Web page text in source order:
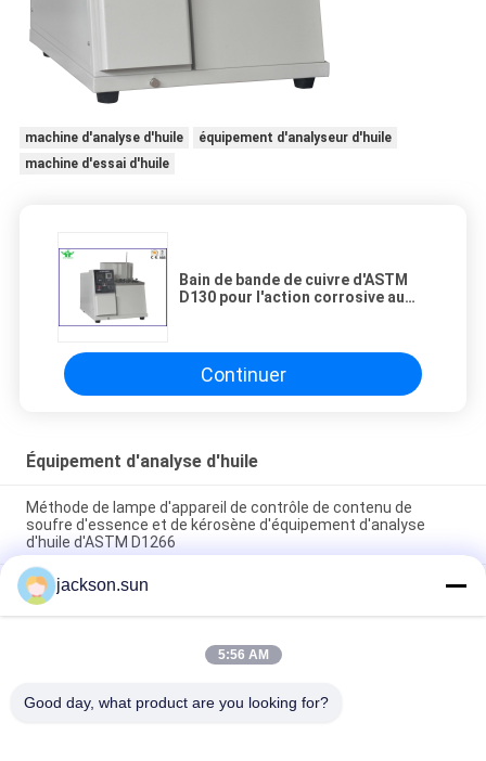
machine d'analyse d'huile
équipement d'analyseur d'huile
machine d'essai d'huile
Bain de bande de cuivre d'ASTM
D130 pour l'action corrosive au
Continuer
Équipement d'analyse d'huile
Méthode de lampe d'appareil de contrôle de contenu de
soufre d'essence et de kérosène d'équipement d'analyse
d'huile d'ASTM D1266
Équipement d'analyse d'huile d'ASTM D1881 pour des
tendances écumantes de liquides réfrigérants de moteur en
verrerie
Affichage numérique manuel de l'instrument de mesure de
jackson.sun
5:56 AM
Good day, what product are you looking for?